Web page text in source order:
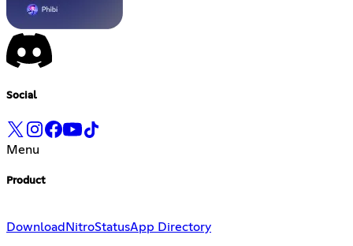
Social
Menu
Product
Download NitroStatusApp Directory